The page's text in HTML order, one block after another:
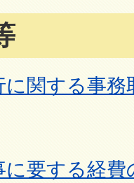
に関する事
に要する経費